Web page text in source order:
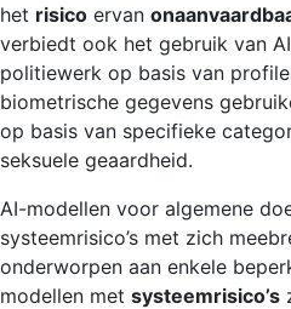
het risico ervan
verbiedt ook het gebruik van
politiewerk op basis van
biometrische gegevens
op basis van specifieke
seksuele geaardheid.
AI-modellen voor algemene
systeemrisico’s met zich
onderworpen aan enkele
modellen met systeemrisico’s